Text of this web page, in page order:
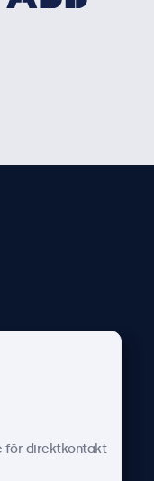
för direktkontakt